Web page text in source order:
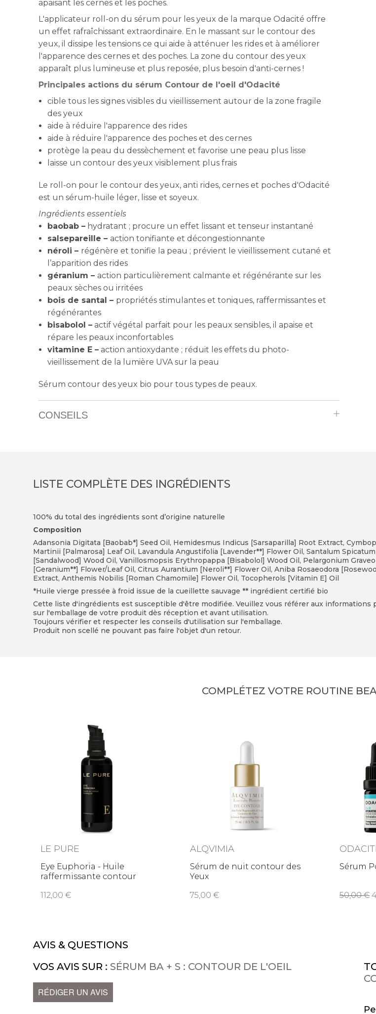
apaisant les cernes et les poches.
L'applicateur roll-on du sérum pour les yeux de la marque Odacité offre
un effet rafraîchissant extraordinaire. En le massant sur le contour des
yeux, il dissipe les tensions ce qui aide à atténuer les rides et à améliorer
l'apparence des cernes et des poches. La zone du contour des yeux
apparaît plus lumineuse et plus reposée, plus besoin d'anti-cernes !
Principales actions du sérum Contour de l'oeil d'Odacité
cible tous les signes visibles du vieillissement autour de la zone fragile
des yeux
aide à réduire l'apparence des rides
aide à réduire l'apparence des poches et des cernes
protège la peau du dessèchement et favorise une peau plus lisse
laisse un contour des yeux visiblement plus frais
Le roll-on pour le contour des yeux, anti rides, cernes et poches d'Odacité
est un sérum-huile léger, lisse et soyeux.
Ingrédients essentiels
baobab –hydratant ; procure un effet lissant et tenseur instantané
salsepareille – action tonifiante et décongestionnante
néroli – régénère et tonifie la peau ; prévient le vieillissement cutané et
l’apparition des rides
géranium – action particulièrement calmante et régénérante sur les
peaux sèches ou irritées
bois de santal – propriétés stimulantes et toniques, raffermissantes et
régénérantes
bisabolol – actif végétal parfait pour les peaux sensibles, il apaise et
répare les peaux inconfortables
vitamine E –action antioxydante ; réduit les effets du photo-
vieillissement de la lumière UVA sur la peau
Sérum contour des yeux bio pour tous types de peaux.
CONSEILS
LISTE COMPLÈTE DES INGRÉDIENTS
100% du total des ingrédients sont d’origine naturelle
Composition
Adansonia Digitata [Baobab*] Seed Oil, Hemidesmus Indicus [Sarsaparilla] Root Extract,
Martinii [Palmarosa] Leaf Oil, Lavandula Angustifolia [Lavender**] Flower Oil, Santalum Spicatum
[Sandalwood] Wood Oil, Vanillosmopsis Erythropappa [Bisabolol] Wood Oil, Pelargonium
[Geranium**] Flower/Leaf Oil, Citrus Aurantium [Neroli**] Flower Oil, Aniba Rosaeodora
Extract, Anthemis Nobilis [Roman Chamomile] Flower Oil, Tocopherols [Vitamin E] Oil
*Huile vierge pressée à froid issue de la cueillette sauvage ** ingrédient certifié bio
Cette liste d'ingrédients est susceptible d'être modifiée. Veuillez vous référer aux informations
sur l'emballage de votre produit dès réception et avant utilisation.
Toujours vérifier et respecter les conseils d'utilisation sur l'emballage.
Produit non scellé ne pouvant pas faire l'objet d'un retour.
COMPLÉTEZ VOTRE ROUTINE
LE PURE
Eye Euphoria - Huile
raffermissante contour
112,00
ALQVIMIA
Sérum de nuit contour des
Yeux
75,00
Sérum
50,00
AVIS & QUESTIONS
VOS AVIS SUR : SÉRUM BA + S : CONTOUR DE L'OEIL
RÉDIGER UN AVIS